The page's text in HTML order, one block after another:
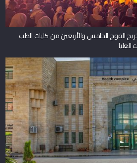
الفوج الخامس والأربعين من كليات الطب